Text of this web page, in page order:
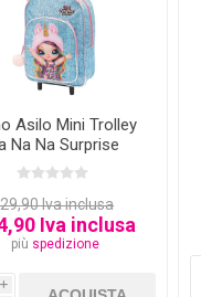
Asilo Mini Trolley
Na Na Surprise
Iva inclusa
Iva inclusa
più spedizione
i